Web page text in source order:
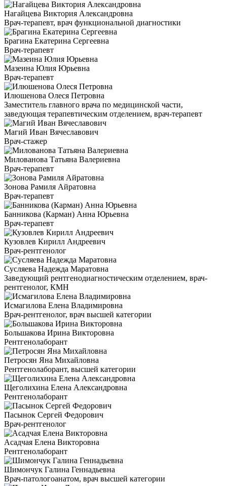
Нагайцева Виктория Александровна
Врач-терапевт, врач функциональной диагностики
Брагина Екатерина Сергеевна
Врач-терапевт
Мазеина Юлия Юрьевна
Врач-терапевт
Илюшенова Олеся Петровна
Заместитель главного врача по медицинской части,
заведующая терапевтическим отделением, врач-терапевт
Магий Иван Вячеславович
Врач-стажер
Милованова Татьяна Валериевна
Врач-терапевт
Зонова Рамиля Айратовна
Врач-терапевт
Банникова (Карман) Анна Юрьевна
Врач-терапевт
Кузовлев Кирилл Андреевич
Врач-рентгенолог
Сусляева Надежда Маратовна
Заведующий рентгенодиагностическим отделением, врач-
рентгенолог, КМН
Исмагилова Елена Владимировна
Врач-рентгенолог, врач высшей категории
Большакова Ирина Викторовна
Рентгенолаборант
Петросян Яна Михайловна
Рентгенолаборант, высшей категории
Щеголихина Елена Александровна
Рентгенолаборант
Пасынок Сергей Федорович
Врач-рентгенолог
Асадчая Елена Викторовна
Рентгенолаборант
Шимончук Галина Геннадьевна
Врач-патологоанатом, врач высшей категории